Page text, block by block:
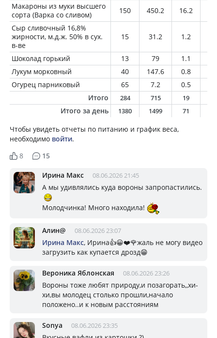
Макароны из муки высшего
сорта (Варка со сливом)
150 450.2 16.2
Сыр сливочный 16,8%
жирности, м.д.ж. 50% в сух.
в-ве
15 31.2 1.2
Шоколад горький 13 79 1.1
Лукум морковный
40 147.6 0.8
Огурец парниковый
65 7.2 0.5
Итого
284 715 19
Итого за день 1380 1499 71
Чтобы увидеть отчеты по питанию и график веса,
необходимо войти.
8
15
Ирина Макс 08.06.2026 21:45
А мы удивлялись куда вороны запропастились.
Молодчинка! Много находила!
Алин@ 08.06.2026 23:07
Ирина Макс, Ирина👍😀❤️🌹жаль не могу видео
загрузить как купается дрозд😁
Вероника Яблонская 08.06.2026 23:26
Вороны тоже любят природу,и позагорать,,хи-
хи,вы молодец столько прошли,начало
положено..и к новым расстояниям
Sonya 08.06.2026 23:35